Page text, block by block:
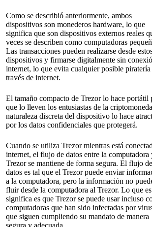
Como se describió anteriormente, ambos
dispositivos son monederos hardware, lo que
significa que son dispositivos externos reales
veces se describen como computadoras
Las transacciones pueden realizarse desde
dispositivos y firmarse digitalmente sin
internet, lo que evita cualquier posible piratería
través de internet.
El tamaño compacto de Trezor lo hace portátil
que lo lleven los entusiastas de la
naturaleza discreta del dispositivo lo hace
por los datos confidenciales que protegerá.
Cuando se utiliza Trezor mientras está
internet, el flujo de datos entre la computadora
Trezor se mantiene de forma segura. El flujo de
datos es tal que el Trezor puede enviar
a la computadora, pero la información no
fluir desde la computadora al Trezor. Lo que
significa es que Trezor se puede usar incluso
computadoras que han sido infectadas por
que siguen cumpliendo su mandato de manera